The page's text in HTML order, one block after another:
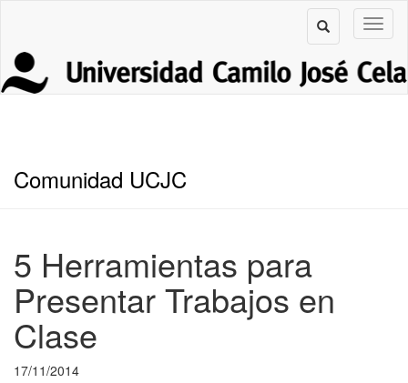
Comunidad UCJC
5 Herramientas para
Presentar Trabajos en
Clase
17/11/2014